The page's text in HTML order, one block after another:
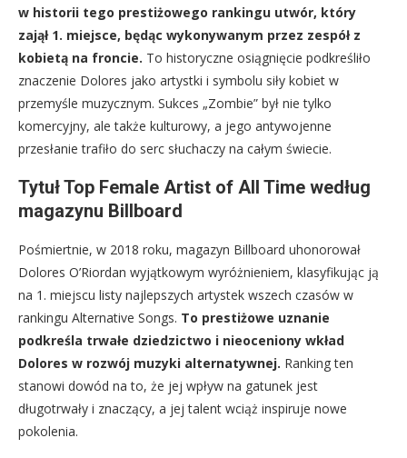
w historii tego prestiżowego rankingu utwór, który
zajął 1. miejsce, będąc wykonywanym przez zespół z
kobietą na froncie. To historyczne osiągnięcie podkreśliło
znaczenie Dolores jako artystki i symbolu siły kobiet w
przemyśle muzycznym. Sukces „Zombie” był nie tylko
komercyjny, ale także kulturowy, a jego antywojenne
przesłanie trafiło do serc słuchaczy na całym świecie.
Tytuł Top Female Artist of All Time według
magazynu Billboard
Pośmiertnie, w 2018 roku, magazyn Billboard uhonorował
Dolores O’Riordan wyjątkowym wyróżnieniem, klasyfikując ją
na 1. miejscu listy najlepszych artystek wszech czasów w
rankingu Alternative Songs. To prestiżowe uznanie
podkreśla trwałe dziedzictwo i nieoceniony wkład
Dolores w rozwój muzyki alternatywnej. Ranking ten
stanowi dowód na to, że jej wpływ na gatunek jest
długotrwały i znaczący, a jej talent wciąż inspiruje nowe
pokolenia.